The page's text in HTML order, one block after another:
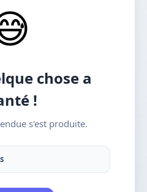
chose a
!
s'est produite.